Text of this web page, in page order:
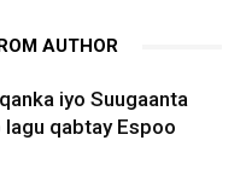
AUTHOR
iyo Suugaanta
qabtay Espoo